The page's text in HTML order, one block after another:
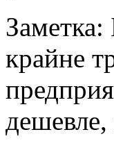
Заметка:
крайне
дешевле,